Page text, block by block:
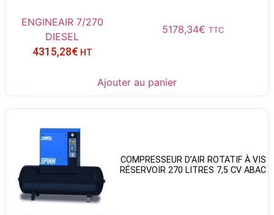
ENGINEAIR 7/270
DIESEL
5178,34€ TTC
4315,28€ HT
Ajouter au panier
COMPRESSEUR D’AIR ROTATIF À VIS
RÉSERVOIR 270 LITRES 7,5 CV ABAC